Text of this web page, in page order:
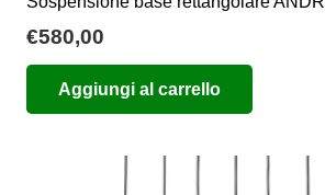
€580,00
Aggiungi al carrello